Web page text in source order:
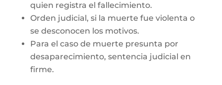
quien registra el fallecimiento.
Orden judicial, si la muerte fue violenta o
se desconocen los motivos.
Para el caso de muerte presunta por
desaparecimiento, sentencia judicial en
firme.